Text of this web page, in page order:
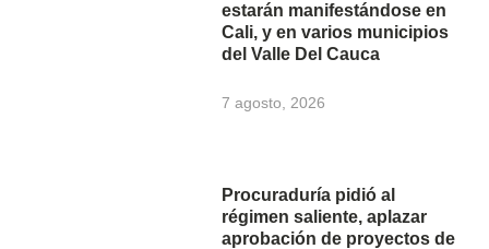
estarán manifestándose en
Cali, y en varios municipios
del Valle Del Cauca
7 agosto, 2026
Procuraduría pidió al
régimen saliente, aplazar
aprobación de proyectos de